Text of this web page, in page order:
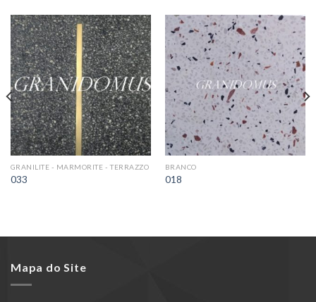
GRANILITE - MARMORITE - TERRAZZO
033
BRANCO
018
Mapa do Site